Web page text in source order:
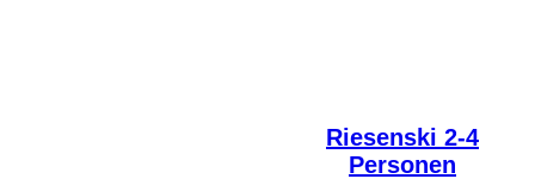
Riesenski 2-4
Personen